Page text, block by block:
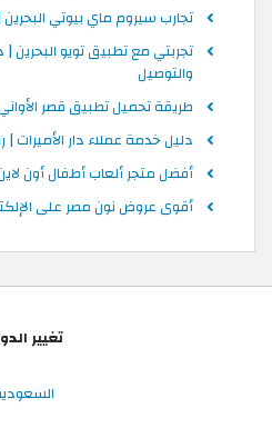
تجارب سيروم ماي بيوتي
تجربتي مع تطبيق تويو
والتوصيل
طريقة تحميل تطبيق قصر
دليل خدمة عملاء دار الأميرات |
أفضل متجر ألعاب أطفال أون
أقوى عروض نون مصر على
تغيير